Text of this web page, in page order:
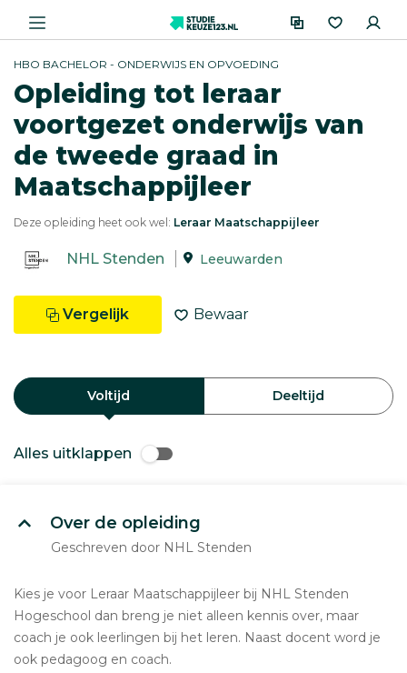
HBO BACHELOR - ONDERWIJS EN OPVOEDING
Opleiding tot leraar
voortgezet onderwijs van
de tweede graad in
Maatschappijleer
Deze opleiding heet ook wel: Leraar Maatschappijleer
NHL Stenden Leeuwarden
Vergelijk Bewaar
Voltijd Deeltijd
Alles uitklappen
Over de opleiding
Geschreven door NHL Stenden
Kies je voor Leraar Maatschappijleer bij NHL Stenden
Hogeschool dan breng je niet alleen kennis over, maar
coach je ook leerlingen bij het leren. Naast docent word je
ook pedagoog en coach.